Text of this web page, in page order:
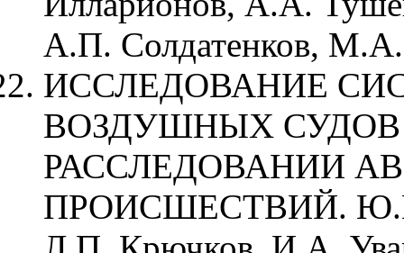
А.П. Солдатенков, М.А.
ИССЛЕДОВАНИЕ
ВОЗДУШНЫХ
РАССЛЕДОВАНИИ
ПРОИСШЕСТВИЙ.